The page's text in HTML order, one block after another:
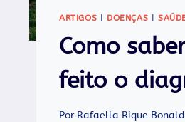
ARTIGOS DOENÇAS
Como
feito o
Por Rafaella Rique